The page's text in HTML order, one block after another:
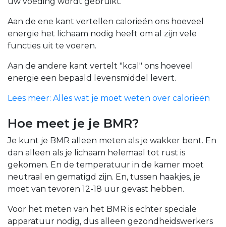
Aan de ene kant vertellen calorieën ons hoeveel
energie het lichaam nodig heeft om al zijn vele
functies uit te voeren.
Aan de andere kant vertelt "kcal" ons hoeveel
energie een bepaald levensmiddel levert.
Lees meer: Alles wat je moet weten over calorieën
Hoe meet je je BMR?
Je kunt je BMR alleen meten als je wakker bent. En
dan alleen als je lichaam helemaal tot rust is
gekomen. En de temperatuur in de kamer moet
neutraal en gematigd zijn. En, tussen haakjes, je
moet van tevoren 12-18 uur gevast hebben.
Voor het meten van het BMR is echter speciale
apparatuur nodig, dus alleen gezondheidswerkers